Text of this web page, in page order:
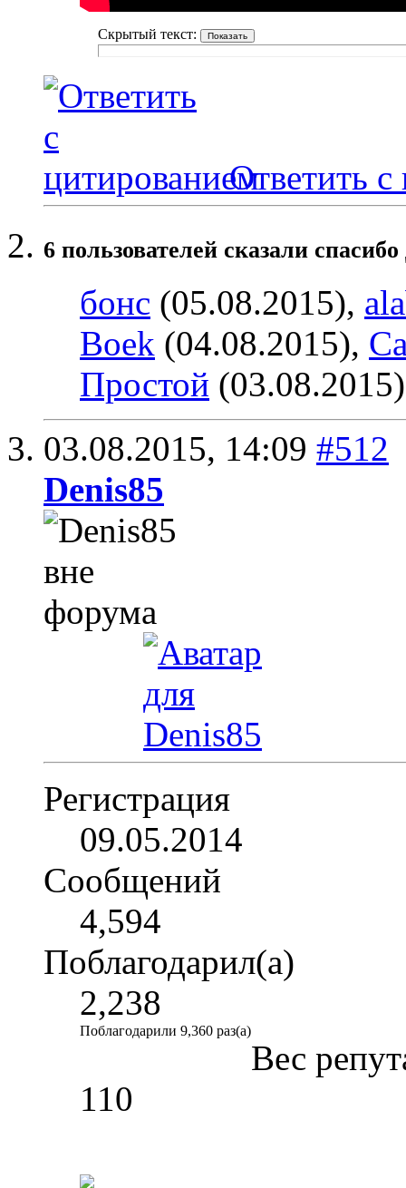
Скрытый текст:
Ответить с
6 пользователей сказали
бонс (05.08.2015),
Boek (04.08.2015),
Простой
03.08.2015, 14:09 #512
Denis85
Регистрация
09.05.2014
Сообщений
4,594
Поблагодарил(а)
2,238
Поблагодарили 9,360 раз(а)
Вес
110